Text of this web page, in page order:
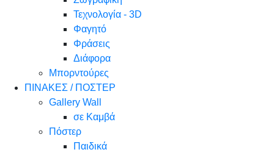
Τεχνολογία - 3D
Φαγητό
Φράσεις
Διάφορα
Μπορντούρες
ΠΙΝΑΚΕΣ / ΠΟΣΤΕΡ
Gallery Wall
σε Καμβά
Πόστερ
Παιδικά